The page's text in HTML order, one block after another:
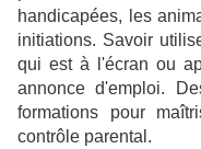
handicapées, les
initiations. Savoir
qui est à l'écran ou
annonce d'emploi.
formations pour
contrôle parental.